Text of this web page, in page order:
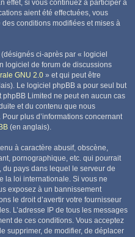
effet, si vous continuez à participer à
aient été effectuées, vous
conditions modifiées et mises à
ci-après par « logiciel
logiciel de forum de discussions
GNU 2.0 » et qui peut être
Le logiciel phpBB a pour seul but
Limited ne peut en aucun cas
et du contenu que nous
plus d’informations concernant
(en anglais).
à caractère abusif, obscène,
pornographique, etc. qui pourrait
pays dans lequel le serveur de
la loi internationale. Si vous ne
exposez à un bannissement
le droit d’avertir votre fournisseur
L’adresse IP de tous les messages
de ces conditions. Vous acceptez
supprimer, de modifier, de déplacer